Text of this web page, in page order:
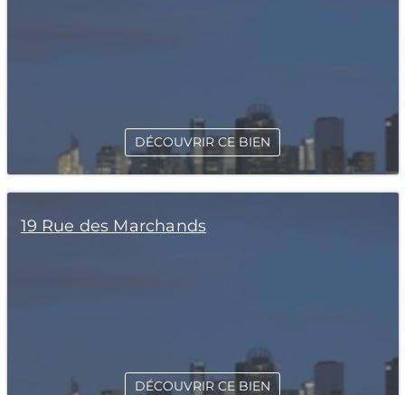
DÉCOUVRIR CE BIEN
19 Rue des Marchands
DÉCOUVRIR CE BIEN